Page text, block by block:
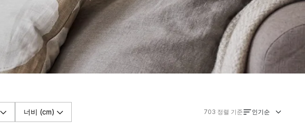
너비 (cm) 703 정렬 기준 인기순